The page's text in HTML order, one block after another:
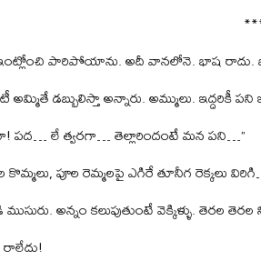
ఇంట్లోంచి పారిపోయాను. అదీ వానలోనె. భాష రాదు.
అమ్మితే డబ్బులిస్తా అన్నారు. అమ్ములు. ఇద్దరికీ
పద… లే త్వరగా… తెల్లారిందంటే మన పని…”
కొమ్మలు, పూల రెమ్మలపై ఎగిరే తూనీగ రెక్కలు
అన్నం కలుపుతుంటే వెక్కిళ్ళు. తెరల